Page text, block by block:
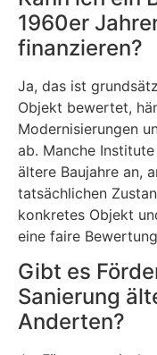
1960er
finanzieren?
Ja, das ist
Objekt bewertet,
Modernisierungen
ab. Manche
ältere Baujahre an,
tatsächlichen
konkretes Objekt
eine faire
Gibt es
Sanierung
Anderten?